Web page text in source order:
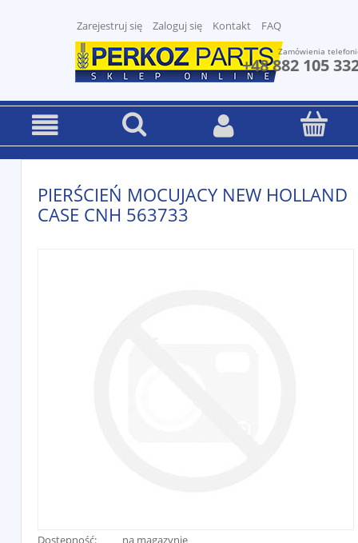
Zarejestruj się Zaloguj się Kontakt FAQ
Zamówienia
+48 882 105
PIERŚCIEŃ MOCUJACY NEW HOLLAND
CASE CNH 563733
Dostępność: na magazynie